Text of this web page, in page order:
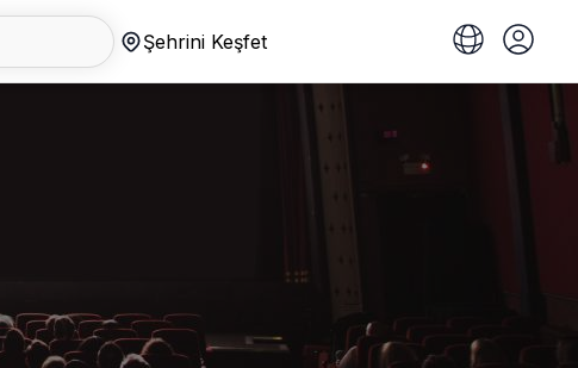
Şehrini Keşfet